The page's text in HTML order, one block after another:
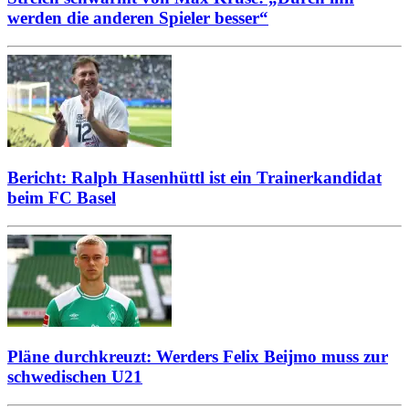
werden die anderen Spieler besser“
Bericht: Ralph Hasenhüttl ist ein Trainerkandidat
beim FC Basel
Pläne durchkreuzt: Werders Felix Beijmo muss zur
schwedischen U21